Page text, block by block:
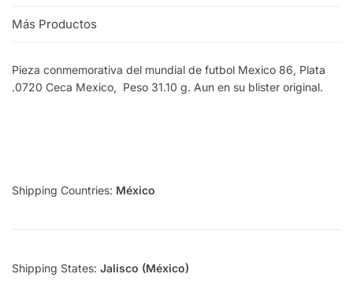
Más Productos
Pieza conmemorativa del mundial de futbol Mexico 86, Plata
.0720 Ceca Mexico, Peso 31.10 g. Aun en su blister original.
Shipping Countries: México
Shipping States: Jalisco (México)